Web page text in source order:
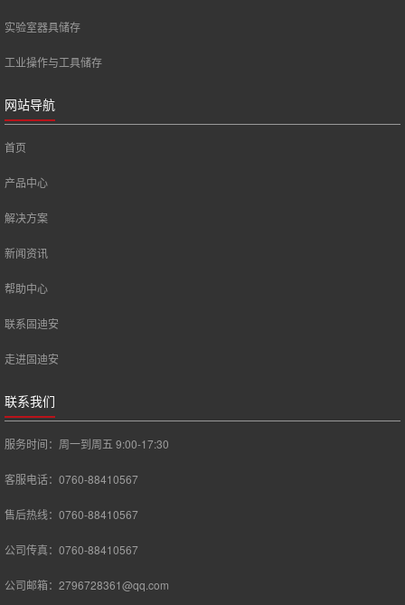
实验室器具储存
工业操作与工具储存
网站导航
首页
产品中心
解决方案
新闻资讯
帮助中心
联系固迪安
走进固迪安
联系我们
服务时间：周一到周五 9:00-17:30
客服电话：0760-88410567
售后热线：0760-88410567
公司传真：0760-88410567
公司邮箱：2796728361@qq.com